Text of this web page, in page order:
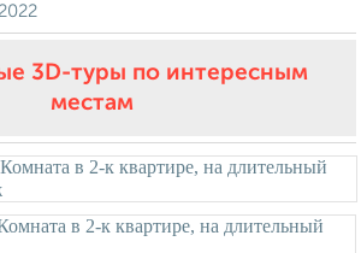
3D-туры по интересным
местам